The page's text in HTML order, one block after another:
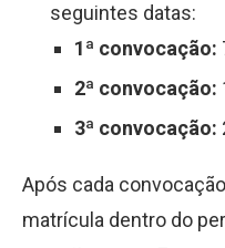
seguintes datas:
1ª convocação:
2ª convocação:
3ª convocação:
Após cada
matrícula dentro do